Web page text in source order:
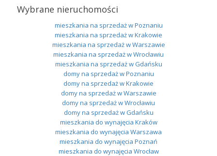
Wybrane nieruchomości
mieszkania na sprzedaż w Poznaniu
mieszkania na sprzedaż w Krakowie
mieszkania na sprzedaż w Warszawie
mieszkania na sprzedaż w Wrocławiu
mieszkania na sprzedaż w Gdańsku
domy na sprzedaż w Poznaniu
domy na sprzedaż w Krakowie
domy na sprzedaż w Warszawie
domy na sprzedaż w Wrocławiu
domy na sprzedaż w Gdańsku
mieszkania do wynajęcia Kraków
mieszkania do wynajęcia Warszawa
mieszkania do wynajęcia Poznań
mieszkania do wynajęcia Wrocław